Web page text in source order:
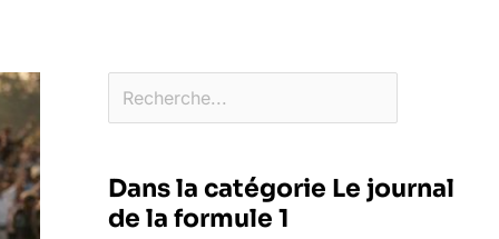
Dans la catégorie Le journal
de la formule 1